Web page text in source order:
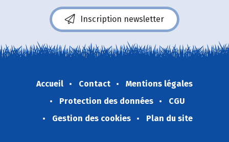
Inscription newsletter
Accueil Contact
Mentions légales
Protection des données
CGU
Gestion des cookies
Plan du site